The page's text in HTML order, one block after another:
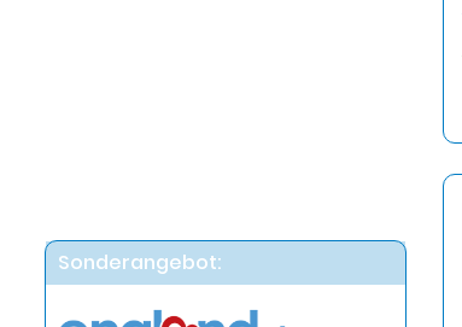
Sonderangebot: